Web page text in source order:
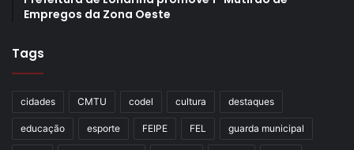
Empregos da Zona Oeste
Tags
cidades CMTU codel cultura destaques
educação esporte FEIPE FEL guarda municipal